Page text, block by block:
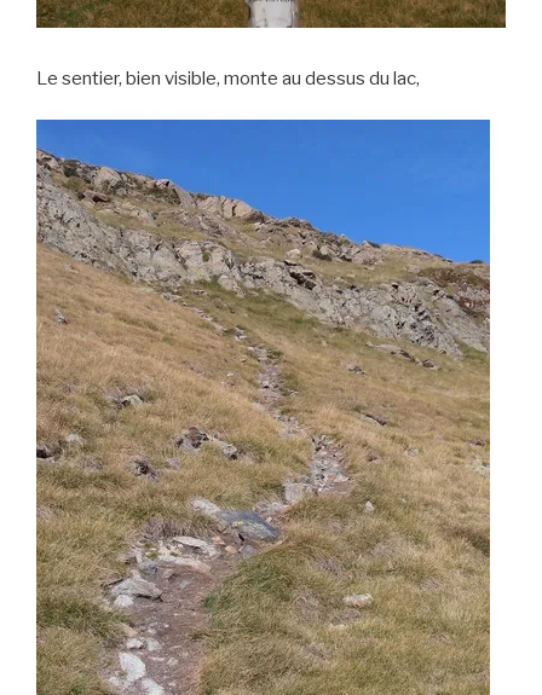
Le sentier, bien visible, monte au dessus du lac,